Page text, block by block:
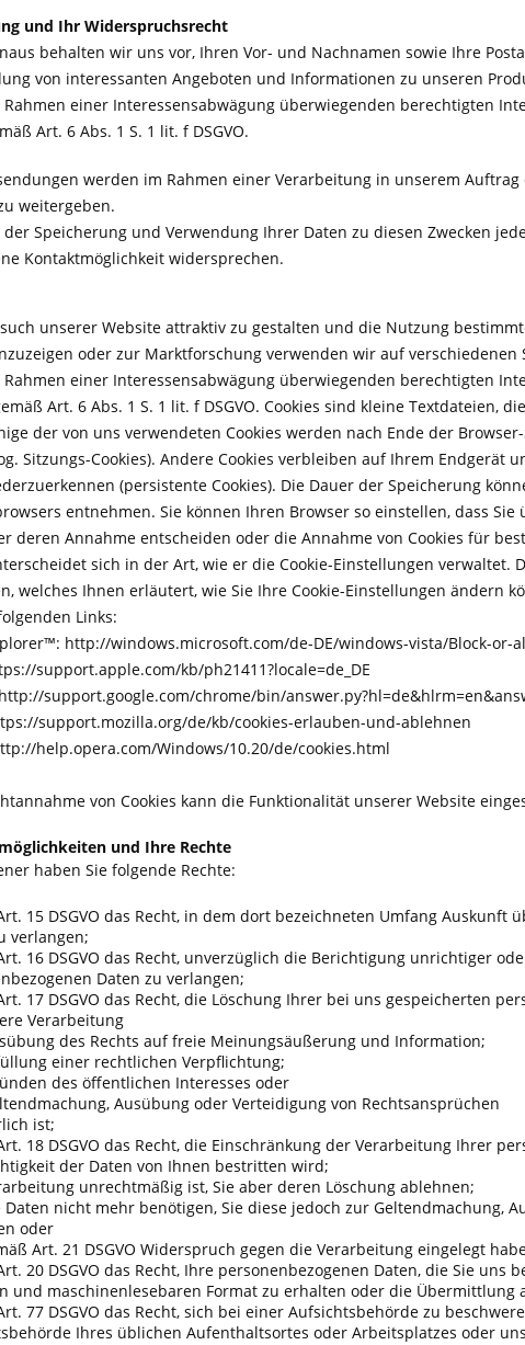
und Ihr Widerspruchsrecht
behalten wir uns vor, Ihren Vor- und Nachnamen sowie Ihre
von interessanten Angeboten und Informationen zu unseren
einer Interessensabwägung überwiegenden berechtigten
Art. 6 Abs. 1 S. 1 lit. f DSGVO.
werden im Rahmen einer Verarbeitung in unserem
weitergeben.
der Speicherung und Verwendung Ihrer Daten zu diesen Zwecken
Kontaktmöglichkeit widersprechen.
unserer Website attraktiv zu gestalten und die Nutzung
oder zur Marktforschung verwenden wir auf
einer Interessensabwägung überwiegenden berechtigten
Art. 6 Abs. 1 S. 1 lit. f DSGVO. Cookies sind kleine Textdateien,
der von uns verwendeten Cookies werden nach Ende der
Sitzungs-Cookies). Andere Cookies verbleiben auf Ihrem Endgerät
(persistente Cookies). Die Dauer der Speicherung
entnehmen. Sie können Ihren Browser so einstellen, dass
deren Annahme entscheiden oder die Annahme von Cookies für
sich in der Art, wie er die Cookie-Einstellungen verwaltet.
welches Ihnen erläutert, wie Sie Ihre Cookie-Einstellungen ändern
Links:
http://windows.microsoft.com/de-DE/windows-vista/Block-or-
support.apple.com/kb/ph21411?locale=de_DE
support.google.com/chrome/bin/
support.mozilla.org/de/kb/cookies-erlauben-und-ablehnen
help.opera.com/Windows/10.20/de/cookies.html
von Cookies kann die Funktionalität unserer Website
und Ihre Rechte
haben Sie folgende Rechte:
15 DSGVO das Recht, in dem dort bezeichneten Umfang
verlangen;
16 DSGVO das Recht, unverzüglich die Berichtigung unrichtiger
Daten zu verlangen;
17 DSGVO das Recht, die Löschung Ihrer bei uns gespeicherten
Verarbeitung
des Rechts auf freie Meinungsäußerung und Information;
einer rechtlichen Verpflichtung;
des öffentlichen Interesses oder
Ausübung oder Verteidigung von Rechtsansprüchen
ist;
18 DSGVO das Recht, die Einschränkung der Verarbeitung Ihrer
der Daten von Ihnen bestritten wird;
unrechtmäßig ist, Sie aber deren Löschung ablehnen;
nicht mehr benötigen, Sie diese jedoch zur Geltendmachung,
oder
Art. 21 DSGVO Widerspruch gegen die Verarbeitung eingelegt
20 DSGVO das Recht, Ihre personenbezogenen Daten, die Sie
und maschinenlesebaren Format zu erhalten oder die
77 DSGVO das Recht, sich bei einer Aufsichtsbehörde zu
Ihres üblichen Aufenthaltsortes oder Arbeitsplatzes oder